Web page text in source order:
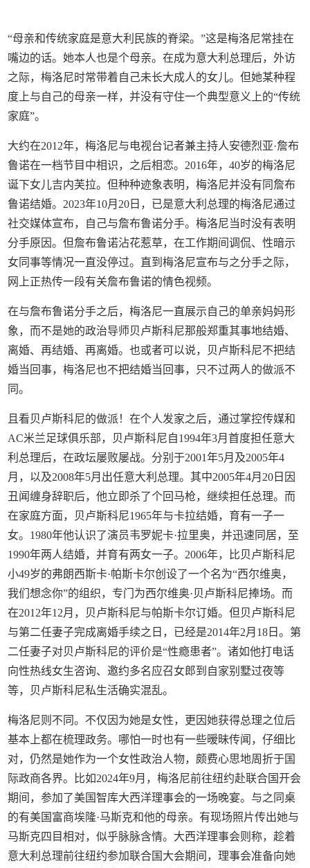
“母亲和传统家庭是意大利民族的脊梁。”这是梅洛尼常挂在
嘴边的话。她本人也是个母亲。在成为意大利总理后，外访
之际，梅洛尼时常带着自己未长大成人的女儿。但她某种程
度上与自己的母亲一样，并没有守住一个典型意义上的“传统
家庭”。
大约在2012年，梅洛尼与电视台记者兼主持人安德烈亚·詹布
鲁诺在一档节目中相识，之后相恋。2016年，40岁的梅洛尼
诞下女儿吉内芙拉。但种种迹象表明，梅洛尼并没有同詹布
鲁诺结婚。2023年10月20日，已是意大利总理的梅洛尼通过
社交媒体宣布，自己与詹布鲁诺分手。梅洛尼当时没有表明
分手原因。但詹布鲁诺沾花惹草，在工作期间调侃、性暗示
女同事等情况一直没停过。直到梅洛尼宣布与之分手之际，
网上正热传一段有关詹布鲁诺的情色视频。
在与詹布鲁诺分手之后，梅洛尼一直展示自己的单亲妈妈形
象，而不是她的政治导师贝卢斯科尼那般郑重其事地结婚、
离婚、再结婚、再离婚。也或者可以说，贝卢斯科尼不把结
婚当回事，梅洛尼也不把结婚当回事，只不过两人的做派不
同。
且看贝卢斯科尼的做派！在个人发家之后，通过掌控传媒和
AC米兰足球俱乐部，贝卢斯科尼自1994年3月首度担任意大
利总理后，在政坛屡败屡战。分别于2001年5月及2005年4
月，以及2008年5月出任意大利总理。其中2005年4月20日因
丑闻缠身辞职后，他立即杀了个回马枪，继续担任总理。而
在家庭方面，贝卢斯科尼1965年与卡拉结婚，育有一子一
女。1980年他认识了演员韦罗妮卡·拉里奥，并迅速同居，至
1990年两人结婚，并育有两女一子。2006年，比贝卢斯科尼
小49岁的弗朗西斯卡·帕斯卡尔创设了一个名为“西尔维奥，
我们想念你”的组织，专门为西尔维奥·贝卢斯科尼捧场。而
在2012年12月，贝卢斯科尼与帕斯卡尔订婚。但贝卢斯科尼
与第二任妻子完成离婚手续之日，已经是2014年2月18日。第
二任妻子对贝卢斯科尼的评价是“性瘾患者”。诸如他打电话
向性热线女生咨询、邀约多名应召女郎到自家别墅过夜等
等，贝卢斯科尼私生活确实混乱。
梅洛尼则不同。不仅因为她是女性，更因她获得总理之位后
基本上都在梳理政务。哪怕一时也有一些暧昧传闻，仔细比
对，仍然是她作为一个女性政治人物，颇费心思地周折于国
际政商各界。比如2024年9月，梅洛尼前往纽约赴联合国开会
期间，参加了美国智库大西洋理事会的一场晚宴。与之同桌
的有美国富商埃隆·马斯克和他的母亲。有现场照片传出她与
马斯克四目相对，似乎脉脉含情。大西洋理事会则称，趁着
意大利总理前往纽约参加联合国大会期间，理事会准备向她